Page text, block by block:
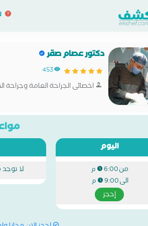
دكتور عصام صقر
453
اخصائى الجراحة العامة وجراحة
اليوم
من6:00 م
الى9:00 م
إحجز
لا